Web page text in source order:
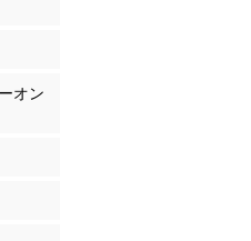
オン